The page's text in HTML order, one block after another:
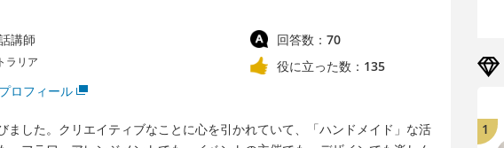
講師
ラリア
ロフィール
回答数： 70
役に立った数： 135
ました。クリエイティブなことに心を引かれていて、「ハンドメイド」な活
1